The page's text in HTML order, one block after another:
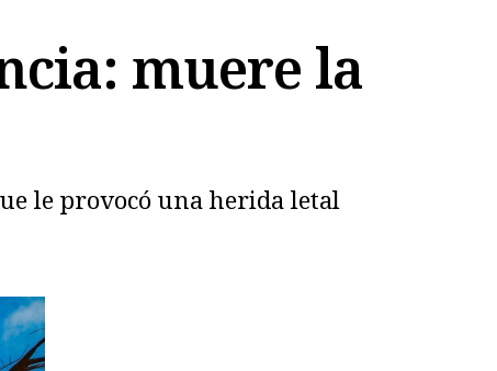
muere la
le provocó una herida letal